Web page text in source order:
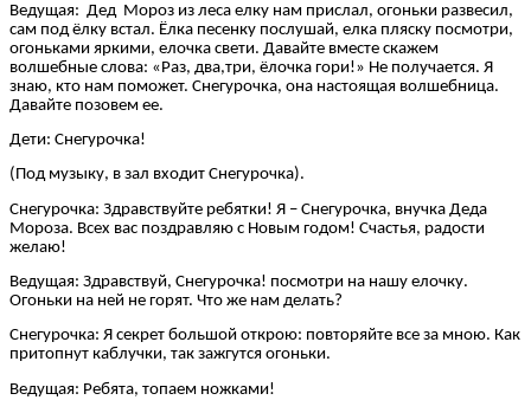
Ведущая: Дед Мороз из леса елку нам прислал, огоньки развесил,
сам под ёлку встал. Ёлка песенку послушай, елка пляску посмотри,
огоньками яркими, елочка свети. Давайте вместе скажем
волшебные слова: «Раз, два,три, ёлочка гори!» Не получается. Я
знаю, кто нам поможет. Снегурочка, она настоящая волшебница.
Давайте позовем ее.
Дети: Снегурочка!
(Под музыку, в зал входит Снегурочка).
Снегурочка: Здравствуйте ребятки! Я – Снегурочка, внучка Деда
Мороза. Всех вас поздравляю с Новым годом! Счастья, радости
желаю!
Ведущая: Здравствуй, Снегурочка! посмотри на нашу елочку.
Огоньки на ней не горят. Что же нам делать?
Снегурочка: Я секрет большой открою: повторяйте все за мною. Как
притопнут каблучки, так зажгутся огоньки.
Ведущая: Ребята, топаем ножками!